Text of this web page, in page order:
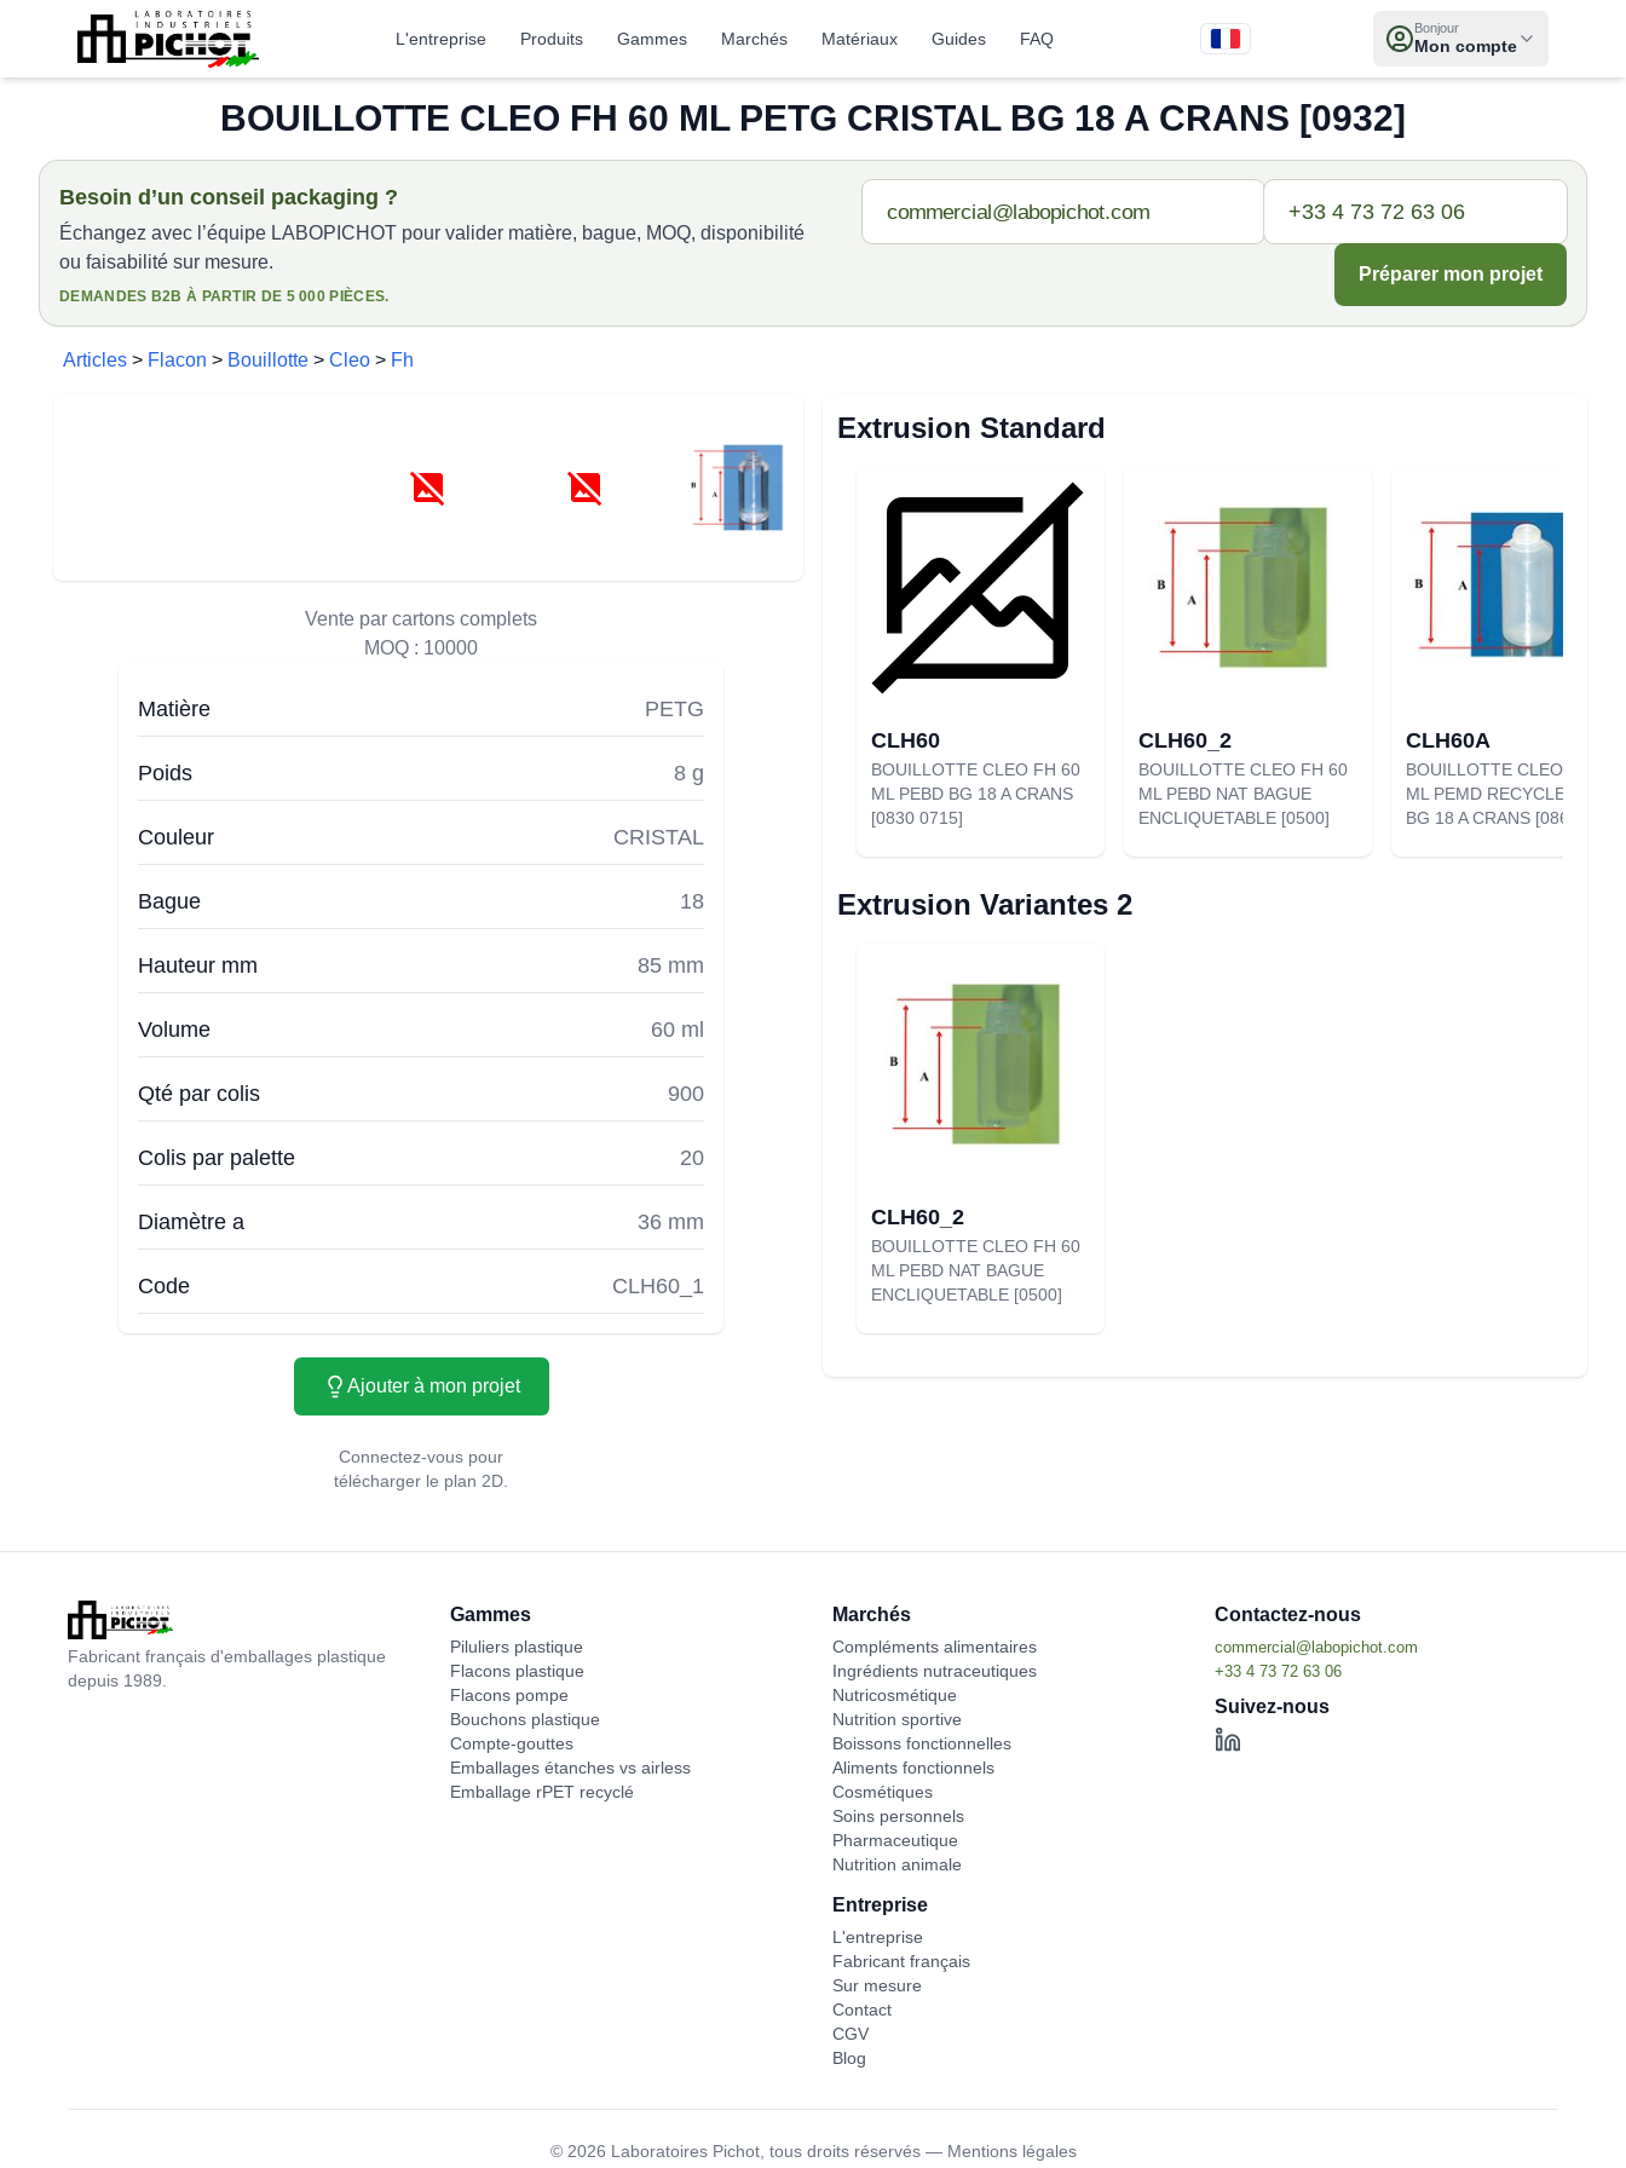
L'entreprise Produits Gammes Marchés Matériaux Guides FAQ
Bonjour
Mon compte
BOUILLOTTE CLEO FH 60 ML PETG CRISTAL BG 18 A CRANS [0932]
Besoin d’un conseil packaging ?
Échangez avec l’équipe LABOPICHOT pour valider matière, bague, MOQ, disponibilité
ou faisabilité sur mesure.
DEMANDES B2B À PARTIR DE 5 000 PIÈCES.
Préparer mon projet
Articles > Flacon > Bouillotte > Cleo > Fh
Vente par cartons complets
MOQ : 10000
Matière PETG
Poids 8 g
Couleur CRISTAL
Bague 18
Hauteur mm 85 mm
Volume 60 ml
Qté par colis 900
Colis par palette 20
Diamètre a 36 mm
Code CLH60_1
Ajouter à mon projet
Connectez-vous pour
télécharger le plan 2D.
Extrusion Standard
CLH60
BOUILLOTTE CLEO FH 60
ML PEBD BG 18 A CRANS
[0830 0715]
CLH60_2
BOUILLOTTE CLEO FH 60
ML PEBD NAT BAGUE
ENCLIQUETABLE [0500]
CLH60A
BOUILLOTTE CLEO FH 60
ML PEMD RECYCLE NAT
BG 18 A CRANS [0865]
Extrusion Variantes 2
CLH60_2
BOUILLOTTE CLEO FH 60
ML PEBD NAT BAGUE
ENCLIQUETABLE [0500]
Fabricant français d'emballages plastique
depuis 1989.
Gammes
Piluliers plastique
Flacons plastique
Flacons pompe
Bouchons plastique
Compte-gouttes
Emballages étanches vs airless
Emballage rPET recyclé
Marchés
Compléments alimentaires
Ingrédients nutraceutiques
Nutricosmétique
Nutrition sportive
Boissons fonctionnelles
Aliments fonctionnels
Cosmétiques
Soins personnels
Pharmaceutique
Nutrition animale
Entreprise
L'entreprise
Fabricant français
Sur mesure
Contact
CGV
Blog
Contactez-nous
Suivez-nous
© 2026 Laboratoires Pichot, tous droits réservés— Mentions légales